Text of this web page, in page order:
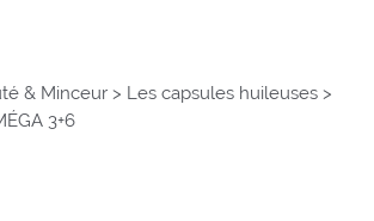
& Minceur> Les capsules huileuses>
3+6